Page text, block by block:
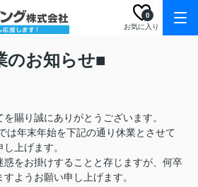
お気に入り
0
のお知らせ■
賜り誠にありがとうございます。
は年末年始を下記の通り休業とさせて
上げます。
をお掛けすることと存じますが、何卒
ようお願い申し上げます。